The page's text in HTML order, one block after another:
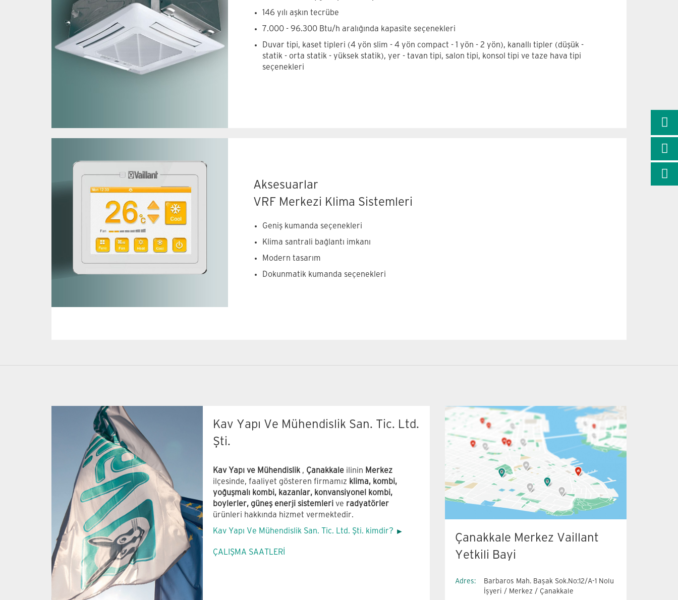
146 yılı aşkın tecrübe
7.000 - 96.300 Btu/h aralığında kapasite seçenekleri
Duvar tipi, kaset tipleri (4 yön slim - 4 yön compact - 1 yön - 2 yön), kanallı tipler (düşük -
statik - orta statik - yüksek statik), yer - tavan tipi, salon tipi, konsol tipi ve taze hava tipi
seçenekleri
Aksesuarlar
VRF Merkezi Klima Sistemleri
Geniş kumanda seçenekleri
Klima santrali bağlantı imkanı
Modern tasarım
Dokunmatik kumanda seçenekleri
Kav Yapı Ve Mühendislik San. Tic. Ltd.
Şti.
Kav Yapı ve Mühendislik , Çanakkale ilinin Merkez
ilçesinde, faaliyet gösteren firmamız klima, kombi,
yoğuşmalı kombi, kazanlar, konvansiyonel kombi,
boylerler, güneş enerji sistemleri ve radyatörler
ürünleri hakkında hizmet vermektedir.
Kav Yapı Ve Mühendislik San. Tic. Ltd. Şti. kimdir?
ÇALIŞMA SAATLERİ
Çanakkale Merkez Vaillant
Yetkili Bayi
Adres:
Barbaros Mah. Başak Sok.No:12/A-1 Nolu
İşyeri / Merkez / Çanakkale